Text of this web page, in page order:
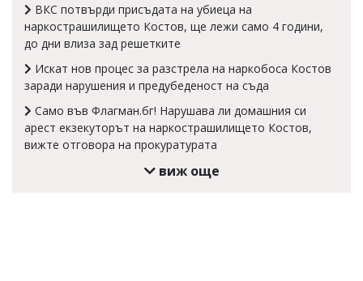
тях!
обиден
коментар,
моля
сигнализирайте
ВКС потвърди присъдата на убиеца на
наркострашилището Костов, ще лежи само 4 години,
до дни влиза зад решетките
Искат нов процес за разстрела на наркобоса Костов
заради нарушения и предубеденост на съда
Само във Флагман.бг! Нарушава ли домашния си
арест екзекуторът на наркострашилището Костов,
вижте отговора на прокуратурата
виж още